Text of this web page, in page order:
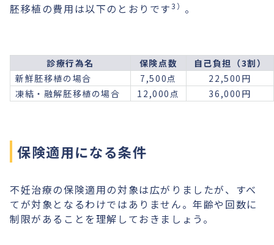
胚移植の費用は以下のとおりです3） 。
診療行為名 保険点数
自己負担（3割）
新鮮胚移植の場合
7,500点
22,500円
凍結・融解胚移植の場合
12,000点 36,000円
保険適用になる条件
不妊治療の保険適用の対象は広がりましたが、すべ
てが対象となるわけではありません。年齢や回数に
制限があることを理解しておきましょう。